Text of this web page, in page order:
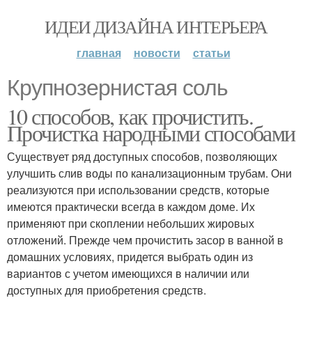
ИДЕИ ДИЗАЙНА ИНТЕРЬЕРА
главная новости статьи
Крупнозернистая соль
10 способов, как прочистить.
Прочистка народными способами
Существует ряд доступных способов, позволяющих
улучшить слив воды по канализационным трубам. Они
реализуются при использовании средств, которые
имеются практически всегда в каждом доме. Их
применяют при скоплении небольших жировых
отложений. Прежде чем прочистить засор в ванной в
домашних условиях, придется выбрать один из
вариантов с учетом имеющихся в наличии или
доступных для приобретения средств.